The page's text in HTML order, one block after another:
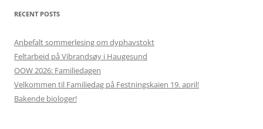
RECENT POSTS
Anbefalt sommerlesing om dyphavstokt
Feltarbeid på Vibrandsøy i Haugesund
OOW 2026: Familiedagen
Velkommen til Familiedag på Festningskaien 19. april!
Bakende biologer!